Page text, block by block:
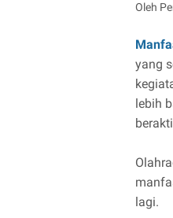
Oleh
yang
lebih
lagi.